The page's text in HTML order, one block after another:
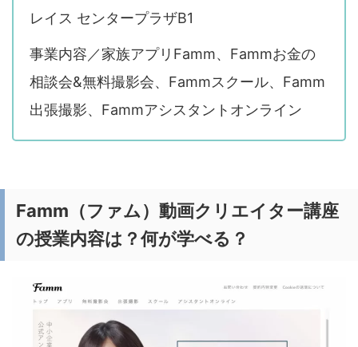
レイス センタープラザB1
事業内容／家族アプリFamm、Fammお金の
相談会&無料撮影会、Fammスクール、Famm
出張撮影、Fammアシスタントオンライン
Famm（ファム）動画クリエイター講座
の授業内容は？何が学べる？